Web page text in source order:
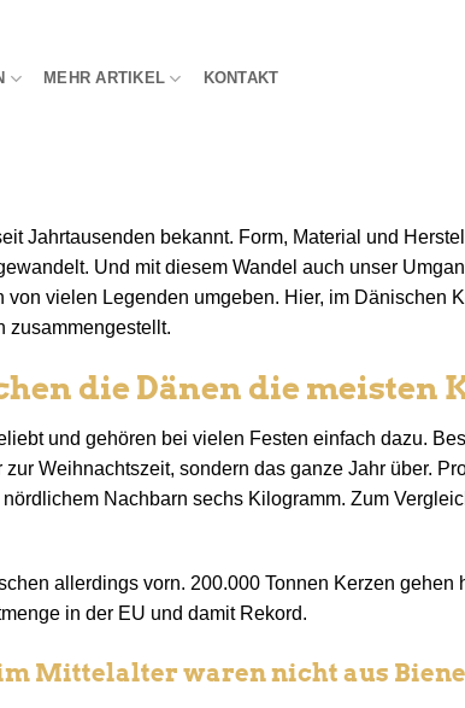
MEHR ARTIKEL KONTAKT
Jahrtausenden bekannt. Form, Material und
Und mit diesem Wandel auch unser
von vielen Legenden umgeben. Hier, im Dänischen
zusammengestellt.
die Dänen die meisten
und gehören bei vielen Festen einfach dazu.
Weihnachtszeit, sondern das ganze Jahr über.
Nachbarn sechs Kilogramm. Zum
allerdings vorn. 200.000 Tonnen Kerzen gehen
in der EU und damit Rekord.
Mittelalter waren nicht aus